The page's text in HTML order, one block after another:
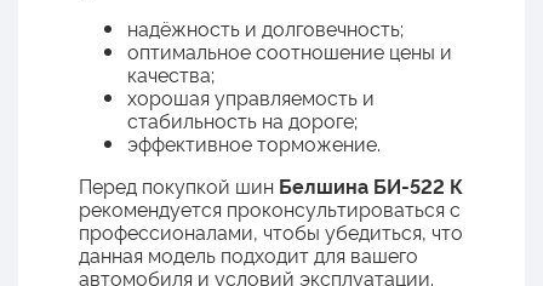
надёжность и долговечность;
оптимальное соотношение цены и
качества;
хорошая управляемость и
стабильность на дороге;
эффективное торможение.
Перед покупкой шин Белшина БИ-522 К
рекомендуется проконсультироваться с
профессионалами, чтобы убедиться, что
данная модель подходит для вашего
автомобиля и условий эксплуатации.